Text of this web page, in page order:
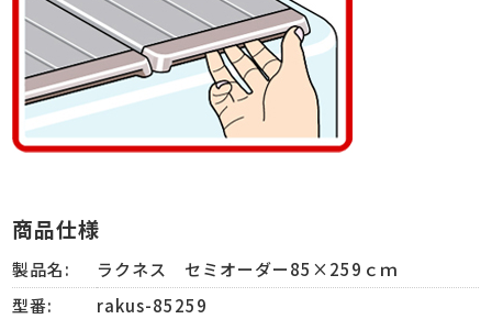
商品仕様
製品名:
ラクネス セミオーダー85×259ｃｍ
型番:
rakus-85259